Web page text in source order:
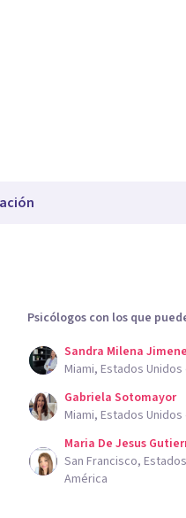
Psicólogos con los que
Sandra Milena
Miami, Estados
Gabriela Sotomayor
Miami, Estados
Maria De Jesus
San Francisco,
América